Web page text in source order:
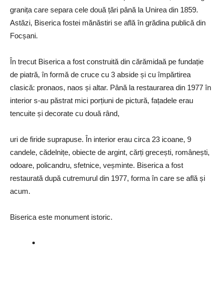
granița care separa cele două țări până la Unirea din 1859.
Astăzi, Biserica fostei mănăstiri se află în grădina publică din
Focșani.
În trecut Biserica a fost construită din cărămidaă pe fundație
de piatră, în formă de cruce cu 3 abside și cu împărtirea
clasică: pronaos, naos și altar. Până la restaurarea din 1977 în
interior s-au păstrat mici porțiuni de pictură, fațadele erau
tencuite și decorate cu două rând,
uri de firide suprapuse. În interior erau circa 23 icoane, 9
candele, cădelnițe, obiecte de argint, cărți grecești, românești,
odoare, policandru, sfetnice, veșminte. Biserica a fost
restaurată după cutremurul din 1977, forma în care se află și
acum.
Biserica este monument istoric.